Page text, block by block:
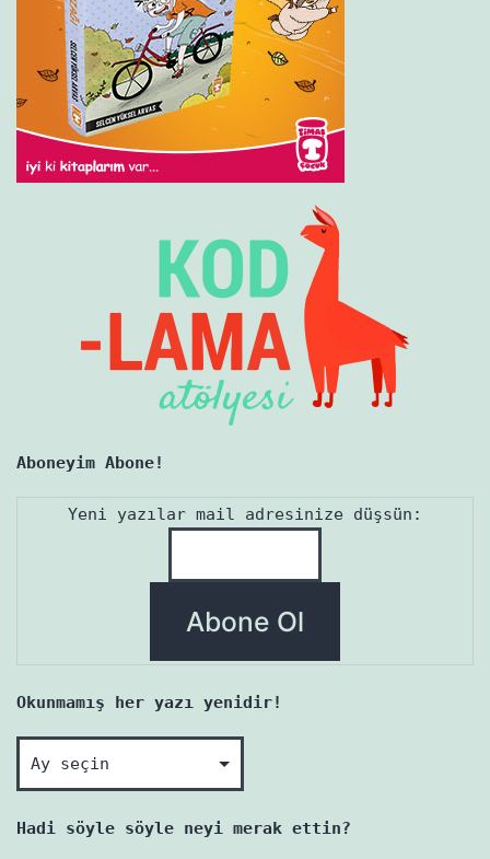
Aboneyim Abone!
Yeni yazılar mail adresinize düşsün:
Okunmamış her yazı yenidir!
Okunmamış
her
yazı
Hadi söyle söyle neyi merak ettin?